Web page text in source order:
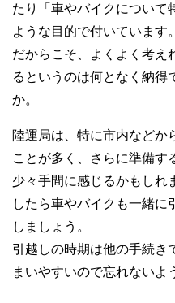
たり「車やバイクについて
ような目的で付いています。
だからこそ、よくよく考え
るというのは何となく納得
か。
陸運局は、特に市内などか
ことが多く、さらに準備す
少々手間に感じるかもしれ
したら車やバイクも一緒に
しましょう。
引越しの時期は他の手続き
まいやすいので忘れないよ